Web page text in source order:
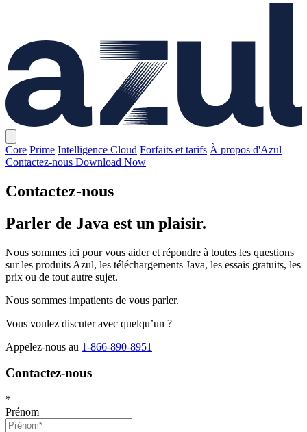
Core Prime Intelligence Cloud Forfaits et tarifs À propos d'Azul
Contactez-nous Download Now
Contactez-nous
Parler de Java est un plaisir.
Nous sommes ici pour vous aider et répondre à toutes les questions
sur les produits Azul, les téléchargements Java, les essais gratuits, les
prix ou de tout autre sujet.
Nous sommes impatients de vous parler.
Vous voulez discuter avec quelqu’un ?
Appelez-nous au 1-866-890-8951
Contactez-nous
*
Prénom